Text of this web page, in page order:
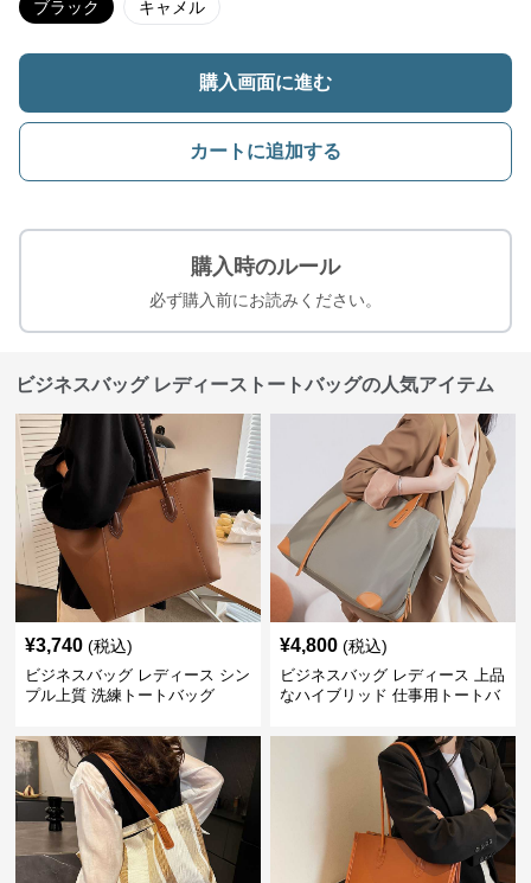
ブラック キャメル
購入画面に進む
カートに追加する
購入時のルール
必ず購入前にお読みください。
ビジネスバッグ レディーストートバッグの人気アイテム
¥3,740 (税込)
ビジネスバッグ レディース シン
プル上質 洗練トートバッグ
¥4,800 (税込)
ビジネスバッグ レディース 上品
なハイブリッド 仕事用トートバ